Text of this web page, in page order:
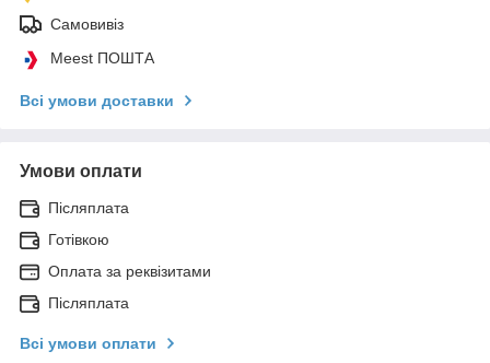
Самовивіз
Meest ПОШТА
Всі умови доставки
Умови оплати
Післяплата
Готівкою
Оплата за реквізитами
Післяплата
Всі умови оплати